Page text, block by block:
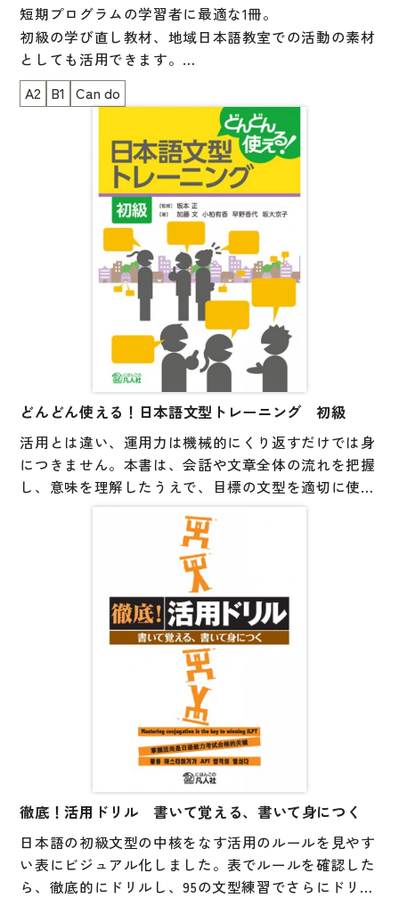
【改訂のポイント】
・時代に合わなくなったイラスト、問題などを差し替
え
・一部は課ごとリニューアルし、全100課に再構成
・1巻（第1課～第50課）・2巻（第51課～第100課）の
・学習者が一人でも学びやすいように再構成
【本書の構成】
・練習問題（ワークシート）
・音声スクリプト
・CD-ROM（MP3形式ファイル収録）
・各課に「学習目的」と「留意点（文法についての簡
単な説明）」を掲載。
どちらも3言語の対訳付き。
・「音声スクリプト」は3言語の対訳付き。
【対象レベル】
[1巻]（第1課～第50課）・・・初級前半［N5・N4レベ
ル］
[2巻]（第51課～第100課）・・・初級後半［N4～レベ
・日本語初級の学習者
新しく学習する文法項目が含まれている文を聞きなが
ら、その文の理解を深めることができます。
そして、さまざまな場面での日本語の使い方が学べま
・初級の学習が終わった人
自然な発話速度の日本語に慣れる練習になります。ま
た、初級文法の復習ができます。
会話に注目すれば、話す力を伸ばす練習にもなるでし
ょう。
【改訂のポイント】
・時代に合わなくなったイラスト、問題などを差し替
・一部は課ごとリニューアルし、全100課に再構成
・1巻（第1課～第50課）・2巻（第51課～第100課）の
・学習者が一人でも学びやすいように再構成
【本書の構成】
・練習問題（ワークシート）
・CD-ROM（MP3形式ファイル収録）
・各課に「学習目的」と「留意点（文法についての簡
単な説明）」を掲載。
どちらも3言語の対訳付き。
・「音声スクリプト」は3言語の対訳付き。
短期プログラムの学習者に最適な1冊。
初級の学び直し教材、地域日本語教室での活動の素材
としても活用できます。
「伝えたいこと」をもとに、そのために必要な文型・
表現・語彙を学習者自身が考え、選びながら、学んで
book1は、初級後半～中級前半対象に、できるように
なることを明確にした30のユニットで構成され、どこ
からでも学ぶことができます。
イラストが豊富で、楽しく学べるテキストです。
This textbook is originally designed for the learners in
short-term study program in Japan.
Yet, it is also suitable for the learners of Japanese a
In each lesson the goals of communication in certain s
ituations are shown.
A2 B1 Can do
どんどん使える！日本語文型トレーニング 初級
活用とは違い、運用力は機械的にくり返すだけでは身
につきません。本書は、会話や文章全体の流れを把握
し、意味を理解したうえで、目標の文型を適切に使っ
て答える「考えて解く」文型練習問題集です。授業の
補助教材、宿題や小テスト、課やコースの終わりの復
徹底！活用ドリル 書いて覚える、書いて身につく
日本語の初級文型の中核をなす活用のルールを見やす
い表にビジュアル化しました。表でルールを確認した
ら、徹底的にドリルし、95の文型練習でさらにドリ